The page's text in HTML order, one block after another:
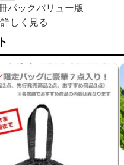
ックバリュー版
しく見る